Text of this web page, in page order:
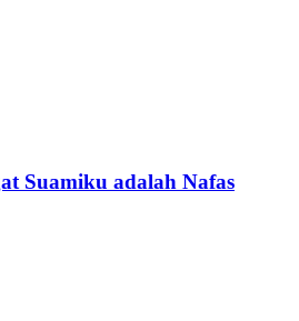
Suamiku adalah Nafas